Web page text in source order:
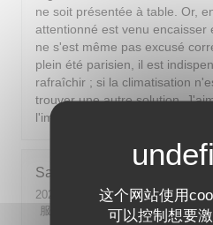
这个网站使用
可以控制想要激
ne soit présentée à table. Or,
attentionné est venu encaisser
ne s'est même pas excusé
plein été parisien, il est
rafraîchir ; si la climatisation
trouver une autre solution.
l'impression d'être dans un
Sarah-Lou
2026-08-03
- 19:30 - 来宾 4
服务
氛围: 5 /5 菜单: 5/5